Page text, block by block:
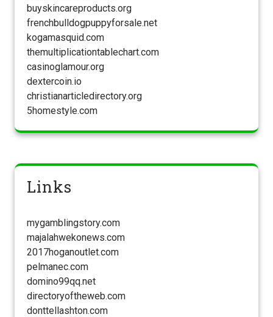
buyskincareproducts.org
frenchbulldogpuppyforsale.net
kogamasquid.com
themultiplicationtablechart.com
casinoglamour.org
dextercoin.io
christianarticledirectory.org
5homestyle.com
Links
mygamblingstory.com
majalahwekonews.com
2017hoganoutlet.com
pelmanec.com
domino99qq.net
directoryoftheweb.com
donttellashton.com